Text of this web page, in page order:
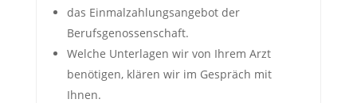
das Einmalzahlungsangebot der
Berufsgenossenschaft.
Welche Unterlagen wir von Ihrem Arzt
benötigen, klären wir im Gespräch mit
Ihnen.